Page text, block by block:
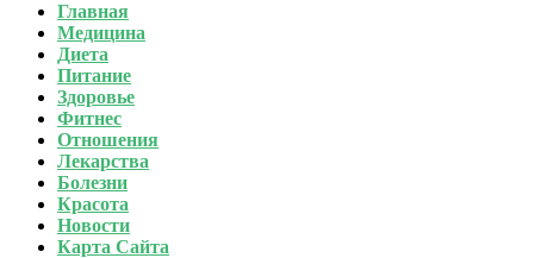
Главная
Медицина
Диета
Питание
Здоровье
Фитнес
Отношения
Лекарства
Болезни
Красота
Новости
Карта Сайта